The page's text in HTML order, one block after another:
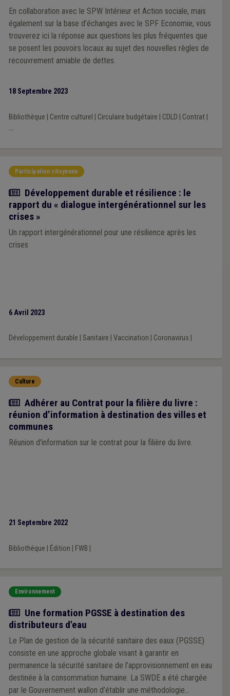
En collaboration avec le SPW Intérieur et Action sociale, mais
également sur la base d’échanges avec le SPF Economie, vous
trouverez ici la réponse aux questions les plus fréquentes que
se posent les pouvoirs locaux au sujet des nouvelles règles de
recouvrement amiable de dettes.
18 Septembre 2023
Bibliothèque Centre culturel Circulaire budgétaire CDLD Contrat|
...
Participation citoyenne
Actualité
Développement durable et résilience : le
rapport du « dialogue intergénérationnel sur les
crises »
Un rapport intergénérationnel pour une résilience après les
crises
6 Avril 2023
Développement durable Sanitaire Vaccination Coronavirus
Culture
Actualité
Adhérer au Contrat pour la filière du livre :
réunion d’information à destination des villes et
communes
Réunion d'information sur le contrat pour la filière du livre.
21 Septembre 2022
Bibliothèque Édition FWB
Environnement
Actualité
Une formation PGSSE à destination des
distributeurs d'eau
Le Plan de gestion de la sécurité sanitaire des eaux (PGSSE)
consiste en une approche globale visant à garantir en
permanence la sécurité sanitaire de l’approvisionnement en eau
destinée à la consommation humaine. La SWDE a été chargée
par le Gouvernement wallon d’établir une méthodologie